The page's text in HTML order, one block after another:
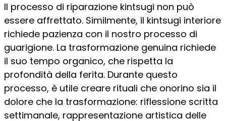
Il processo di riparazione kintsugi non può
essere affrettato. Similmente, il kintsugi interiore
richiede pazienza con il nostro processo di
guarigione. La trasformazione genuina richiede
il suo tempo organico, che rispetta la
profondità della ferita. Durante questo
processo, è utile creare rituali che onorino sia il
dolore che la trasformazione: riflessione scritta
settimanale, rappresentazione artistica delle